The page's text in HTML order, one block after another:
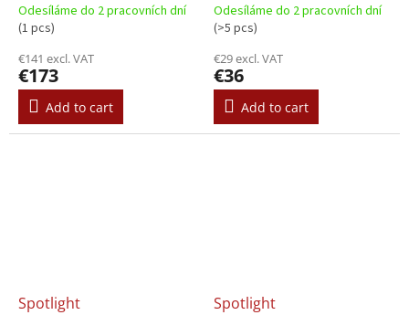
Odesíláme do 2 pracovních dní
(1 pcs)
€141 excl. VAT
€173
Add to cart
Odesíláme do 2 pracovních dní
(>5 pcs)
€29 excl. VAT
€36
Add to cart
Spotlight Spotlight